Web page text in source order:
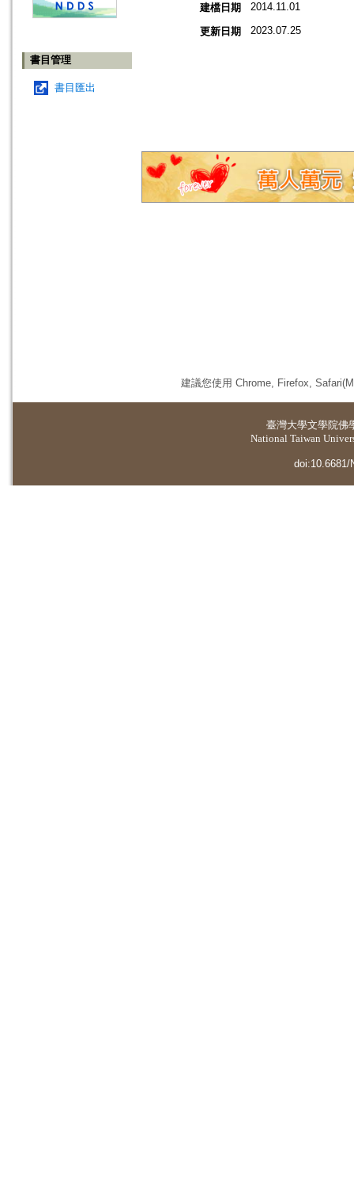
書目管理
書目匯出
建檔日期 2014.11.01
更新日期 2023.07.25
建議您使用 Chrome, Firefox,
臺灣大學文學院佛
National Taiwan
doi:10.6681/